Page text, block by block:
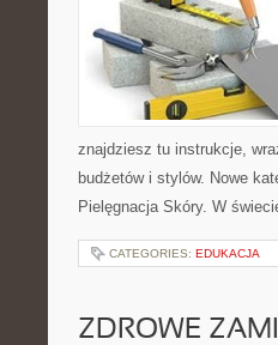
znajdziesz tu instrukcje,
budżetów i stylów. Nowe
Pielęgnacja Skóry. W
CATEGORIES: EDUKACJA
ZDROWE